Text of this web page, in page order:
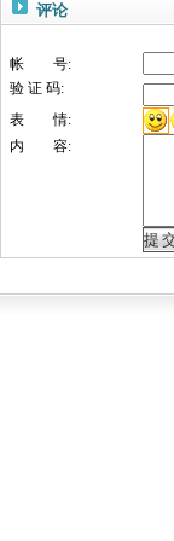
评论
帐 号:
验 证 码:
表 情:
内 容: